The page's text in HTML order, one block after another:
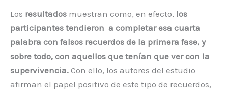
Los resultados muestran como, en efecto, los
participantes tendieron a completar esa cuarta
palabra con falsos recuerdos de la primera fase, y
sobre todo, con aquellos que tenían que ver con la
supervivencia. Con ello, los autores del estudio
afirman el papel positivo de este tipo de recuerdos,